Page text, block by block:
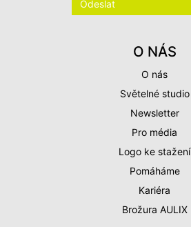
O NÁS
O nás
Světelné studio
Newsletter
Pro média
Logo ke stažení
Pomáháme
Kariéra
Brožura AULIX